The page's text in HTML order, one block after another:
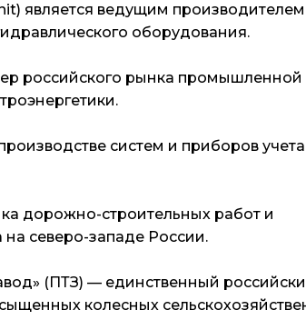
является ведущим производителем
оборудования.
российского рынка промышленной
систем и приборов
дорожно-строительных работ и
на северо-западе России.
(ПТЗ) — единственный
колесных